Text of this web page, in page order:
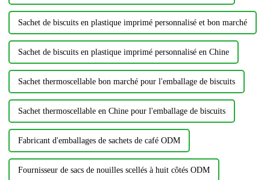
Sachet de biscuits en plastique imprimé personnalisé et bon marché
Sachet de biscuits en plastique imprimé personnalisé en Chine
Sachet thermoscellable bon marché pour l'emballage de biscuits
Sachet thermoscellable en Chine pour l'emballage de biscuits
Fabricant d'emballages de sachets de café ODM
Fournisseur de sacs de nouilles scellés à huit côtés ODM